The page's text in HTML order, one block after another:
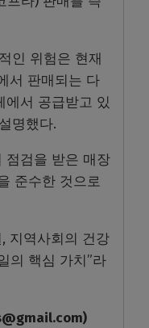
인 위험은 현재
서 판매되는 다
에서 공급받고 있
명했다.
점검을 받은 매장
준수한 것으로
지역사회의 건강
의 핵심 가치”라